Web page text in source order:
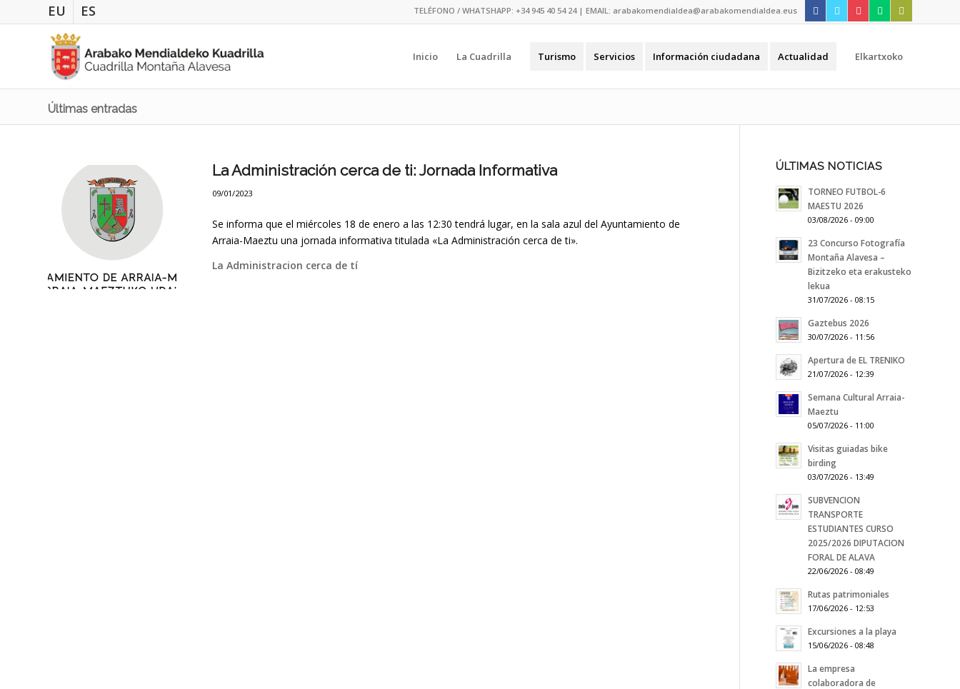
EU ES TELÉFONO / WHATSHAPP: +34 945 40 54 24| EMAIL: arabakomendialdea@arabakomendialdea.eus
Inicio La Cuadrilla Turismo Servicios Información ciudadana Actualidad Elkartxoko
Últimas entradas
La Administración cerca de ti: Jornada Informativa
09/01/2023
Se informa que el miércoles 18 de enero a las 12:30 tendrá lugar, en la sala azul del Ayuntamiento de
Arraia-Maeztu una jornada informativa titulada «La Administración cerca de ti».
La Administracion cerca de tí
ÚLTIMAS NOTICIAS
TORNEO FUTBOL-6
MAESTU 2026
03/08/2026 - 09:00
23 Concurso Fotografía
Montaña Alavesa –
Bizitzeko eta erakusteko
lekua
31/07/2026 - 08:15
Gaztebus 2026
30/07/2026 - 11:56
Apertura de EL TRENIKO
21/07/2026 - 12:39
Semana Cultural Arraia-
Maeztu
05/07/2026 - 11:00
Visitas guiadas bike
birding
03/07/2026 - 13:49
SUBVENCION
TRANSPORTE
ESTUDIANTES CURSO
2025/2026 DIPUTACION
FORAL DE ALAVA
22/06/2026 - 08:49
Rutas patrimoniales
17/06/2026 - 12:53
Excursiones a la playa
15/06/2026 - 08:48
La empresa
colaboradora de